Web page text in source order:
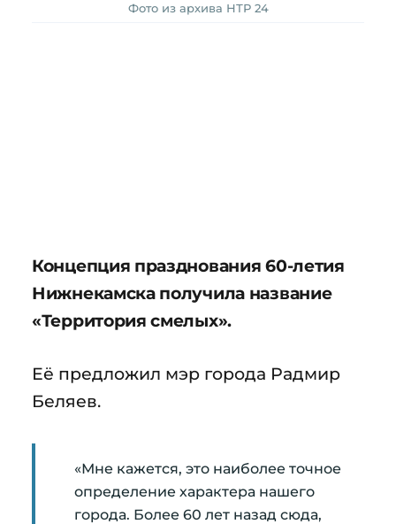
Фото из архива НТР 24
Концепция празднования 60-летия
Нижнекамска получила название
«Территория смелых».
Её предложил мэр города Радмир
Беляев.
«Мне кажется, это наиболее точное
определение характера нашего
города. Более 60 лет назад сюда,